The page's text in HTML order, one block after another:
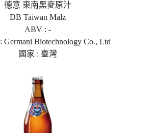
德意 東南黑麥原汁
DB Taiwan Malz
ABV : -
Germani Biotechnology Co., Ltd
國家 : 臺灣